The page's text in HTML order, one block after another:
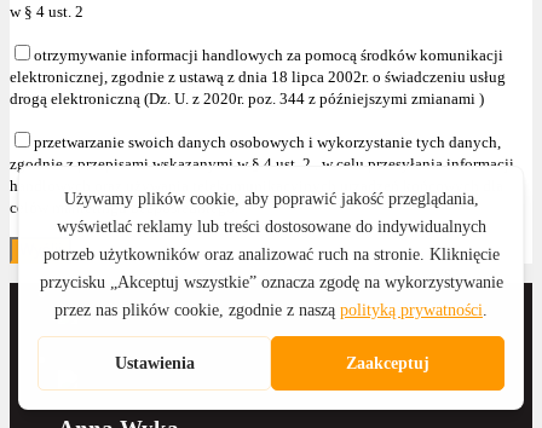
w § 4 ust. 2
otrzymywanie informacji handlowych za pomocą środków komunikacji
elektronicznej, zgodnie z ustawą z dnia 18 lipca 2002r. o świadczeniu usług
drogą elektroniczną (Dz. U. z 2020r. poz. 344 z późniejszymi zmianami )
przetwarzanie swoich danych osobowych i wykorzystanie tych danych,
zgodnie z przepisami wskazanymi w § 4 ust. 2 , w celu przesyłania informacji
handlowych oraz używania telekomunikacyjnych urządzeń końcowych dla
celów marketingu bezpośredniego."